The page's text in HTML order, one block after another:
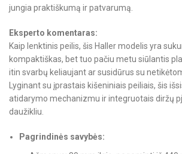
jungia praktiškumą ir patvarumą.
Eksperto komentaras:
Kaip lenktinis peilis, šis Haller modelis yra
kompaktiškas, bet tuo pačiu metu siūlantis
itin svarbų keliaujant ar susidūrus su
Lyginant su įprastais kišeniniais peiliais, šis
atidarymo mechanizmu ir integruotais diržų
daužikliu.
Pagrindinės savybės: